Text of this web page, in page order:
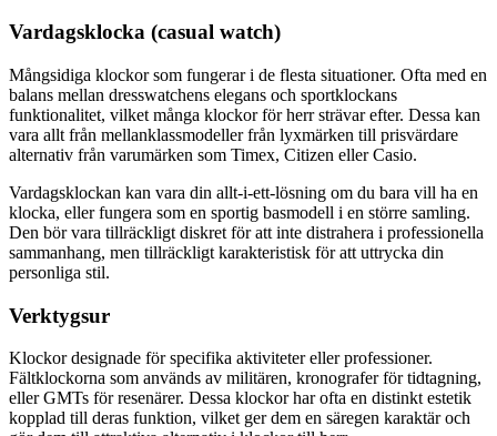
Vardagsklocka (casual watch)
Mångsidiga klockor som fungerar i de flesta situationer. Ofta med en
balans mellan dresswatchens elegans och sportklockans
funktionalitet, vilket många klockor för herr strävar efter. Dessa kan
vara allt från mellanklassmodeller från lyxmärken till prisvärdare
alternativ från varumärken som Timex, Citizen eller Casio.
Vardagsklockan kan vara din allt-i-ett-lösning om du bara vill ha en
klocka, eller fungera som en sportig basmodell i en större samling.
Den bör vara tillräckligt diskret för att inte distrahera i professionella
sammanhang, men tillräckligt karakteristisk för att uttrycka din
personliga stil.
Verktygsur
Klockor designade för specifika aktiviteter eller professioner.
Fältklockorna som används av militären, kronografer för tidtagning,
eller GMTs för resenärer. Dessa klockor har ofta en distinkt estetik
kopplad till deras funktion, vilket ger dem en säregen karaktär och